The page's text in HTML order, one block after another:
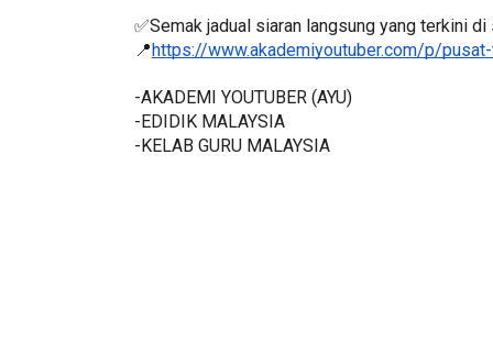
✅Semak jadual siaran langsung yang terkini
📍https://www.akademiyoutuber.com/p/
-AKADEMI YOUTUBER (AYU)
-EDIDIK MALAYSIA
-KELAB GURU MALAYSIA